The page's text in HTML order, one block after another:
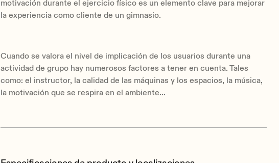
motivación durante el ejercicio físico es un elemento clave para mejorar
la experiencia como cliente de un gimnasio.
Cuando se valora el nivel de implicación de los usuarios durante una
actividad de grupo hay numerosos factores a tener en cuenta. Tales
como: el instructor, la calidad de las máquinas y los espacios, la música,
la motivación que se respira en el ambiente...